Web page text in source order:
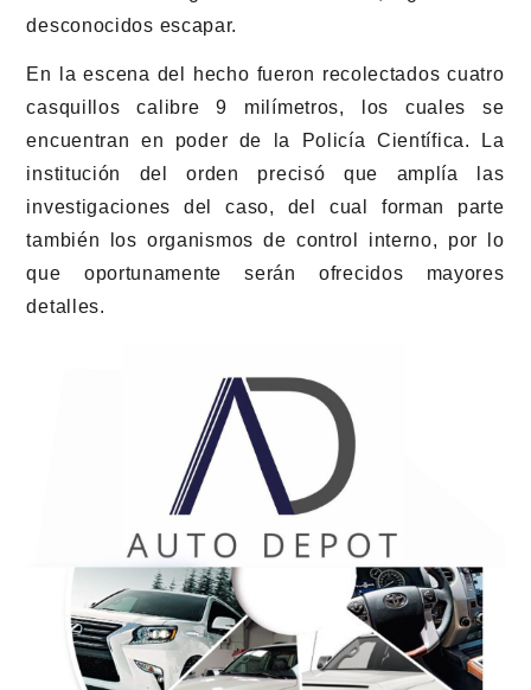
desconocidos escapar.
En la escena del hecho fueron recolectados cuatro
casquillos calibre 9 milímetros, los cuales se
encuentran en poder de la Policía Científica. La
institución del orden precisó que amplía las
investigaciones del caso, del cual forman parte
también los organismos de control interno, por lo
que oportunamente serán ofrecidos mayores
detalles.